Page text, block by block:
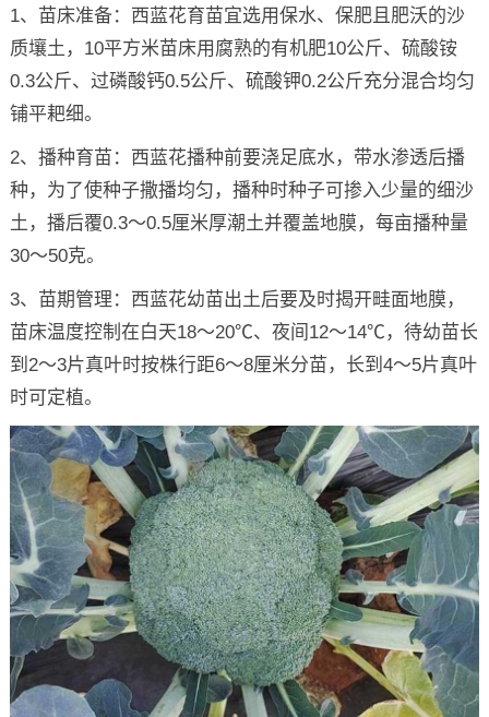
1、苗床准备：西蓝花育苗宜选用保水、保肥且肥沃的沙
质壤土，10平方米苗床用腐熟的有机肥10公斤、硫酸铵
0.3公斤、过磷酸钙0.5公斤、硫酸钾0.2公斤充分混合均匀
铺平耙细。
2、播种育苗：西蓝花播种前要浇足底水，带水渗透后播
种，为了使种子撒播均匀，播种时种子可掺入少量的细沙
土，播后覆0.3～0.5厘米厚潮土并覆盖地膜，每亩播种量
30～50克。
3、苗期管理：西蓝花幼苗出土后要及时揭开畦面地膜，
苗床温度控制在白天18～20℃、夜间12～14℃，待幼苗长
到2～3片真叶时按株行距6～8厘米分苗，长到4～5片真叶
时可定植。